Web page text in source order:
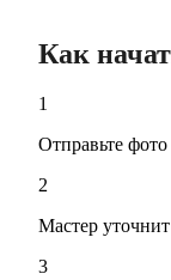
Как
1
Отправьте
2
Мастер
3